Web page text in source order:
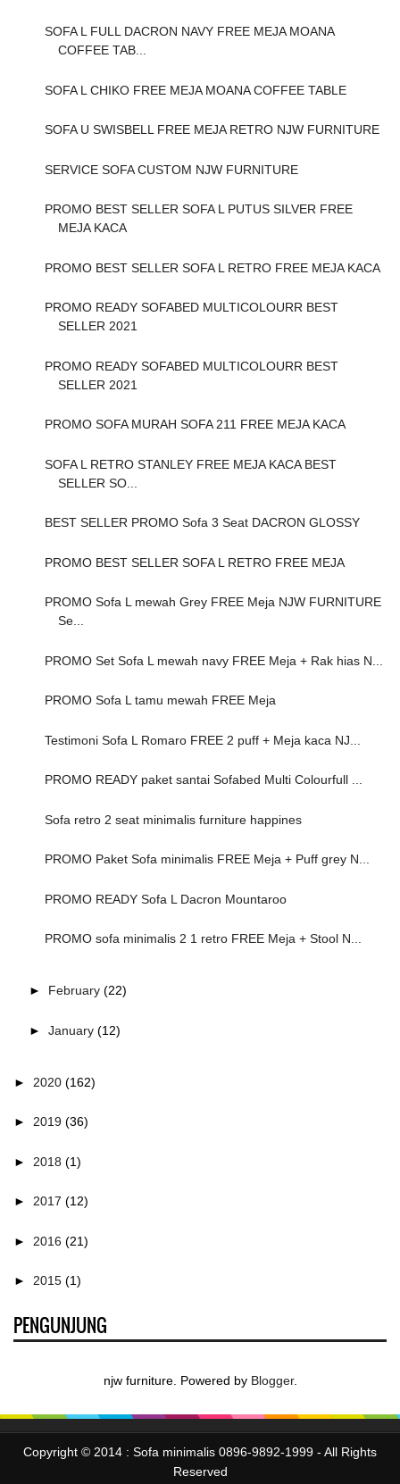
SOFA L FULL DACRON NAVY FREE MEJA MOANA
COFFEE TAB...
SOFA L CHIKO FREE MEJA MOANA COFFEE TABLE
SOFA U SWISBELL FREE MEJA RETRO NJW FURNITURE
SERVICE SOFA CUSTOM NJW FURNITURE
PROMO BEST SELLER SOFA L PUTUS SILVER FREE
MEJA KACA
PROMO BEST SELLER SOFA L RETRO FREE MEJA KACA
PROMO READY SOFABED MULTICOLOURR BEST
SELLER 2021
PROMO READY SOFABED MULTICOLOURR BEST
SELLER 2021
PROMO SOFA MURAH SOFA 211 FREE MEJA KACA
SOFA L RETRO STANLEY FREE MEJA KACA BEST
SELLER SO...
BEST SELLER PROMO Sofa 3 Seat DACRON GLOSSY
PROMO BEST SELLER SOFA L RETRO FREE MEJA
PROMO Sofa L mewah Grey FREE Meja NJW FURNITURE
Se...
PROMO Set Sofa L mewah navy FREE Meja + Rak hias N...
PROMO Sofa L tamu mewah FREE Meja
Testimoni Sofa L Romaro FREE 2 puff + Meja kaca NJ...
PROMO READY paket santai Sofabed Multi Colourfull ...
Sofa retro 2 seat minimalis furniture happines
PROMO Paket Sofa minimalis FREE Meja + Puff grey N...
PROMO READY Sofa L Dacron Mountaroo
PROMO sofa minimalis 2 1 retro FREE Meja + Stool N...
► February (22)
► January (12)
► 2020 (162)
► 2019 (36)
► 2018 (1)
► 2017 (12)
► 2016 (21)
► 2015 (1)
PENGUNJUNG
njw furniture. Powered by Blogger.
Copyright © 2014 : Sofa minimalis 0896-9892-1999 - All Rights
Reserved